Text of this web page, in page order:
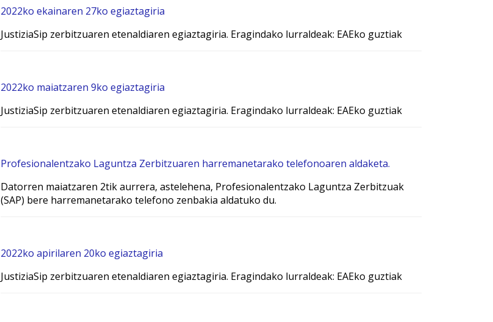
2022ko ekainaren 27ko egiaztagiria
JustiziaSip zerbitzuaren etenaldiaren egiaztagiria. Eragindako lurraldeak: EAEko guztiak
2022ko maiatzaren 9ko egiaztagiria
JustiziaSip zerbitzuaren etenaldiaren egiaztagiria. Eragindako lurraldeak: EAEko guztiak
Profesionalentzako Laguntza Zerbitzuaren harremanetarako telefonoaren aldaketa.
Datorren maiatzaren 2tik aurrera, astelehena, Profesionalentzako Laguntza Zerbitzuak
(SAP) bere harremanetarako telefono zenbakia aldatuko du.
2022ko apirilaren 20ko egiaztagiria
JustiziaSip zerbitzuaren etenaldiaren egiaztagiria. Eragindako lurraldeak: EAEko guztiak